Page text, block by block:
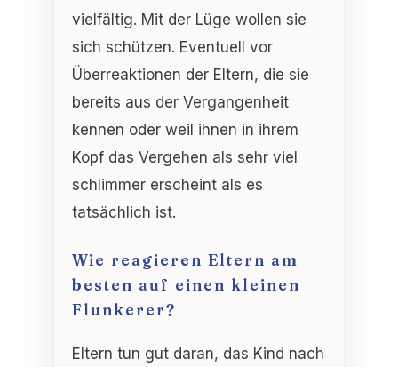
vielfältig. Mit der Lüge wollen sie
sich schützen. Eventuell vor
Überreaktionen der Eltern, die sie
bereits aus der Vergangenheit
kennen oder weil ihnen in ihrem
Kopf das Vergehen als sehr viel
schlimmer erscheint als es
tatsächlich ist.
Wie reagieren Eltern am
besten auf einen kleinen
Flunkerer?
Eltern tun gut daran, das Kind nach